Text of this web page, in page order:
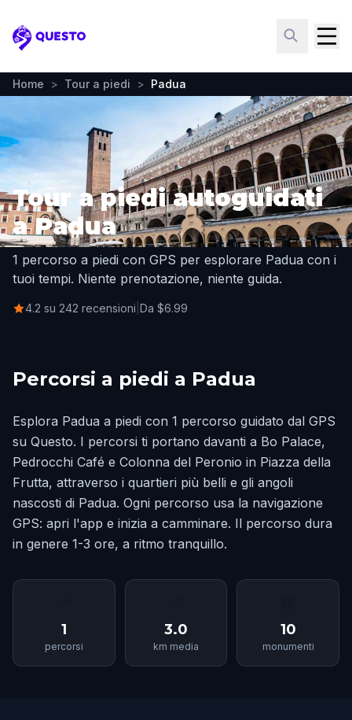
Questo
Home > Tour a piedi > Padua
Tour a piedi autoguidati
a Padua
1 percorso a piedi con GPS per esplorare Padua con i
tuoi tempi. Niente prenotazione, niente guida.
4.2 su 242 recensioni Da $6.99
Percorsi a piedi a Padua
Esplora Padua a piedi con 1 percorso guidato dal GPS
su Questo. I percorsi ti portano davanti a Bo Palace,
Pedrocchi Café e Colonna del Peronio in Piazza della
Frutta, attraverso i quartieri più belli e gli angoli
nascosti di Padua. Ogni percorso usa la navigazione
GPS: apri l'app e inizia a camminare. Il percorso dura
in genere 1-3 ore, a ritmo tranquillo.
1
percorsi
3.0
km media
10
monumenti